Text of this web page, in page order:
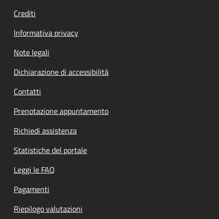
Crediti
Informativa privacy
Note legali
Dichiarazione di accessibilità
Contatti
Prenotazione appuntamento
Richiedi assistenza
Statistiche del portale
Leggi le FAQ
Pagamenti
Riepilogo valutazioni